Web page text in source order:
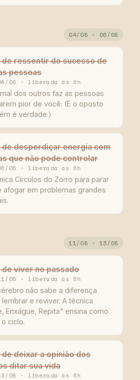
04/08 · 06/08
de ressentir do sucesso de
pessoas
08 · liberada às 6h
dos outros faz as pessoas
pior de você. (E o oposto
é verdade.)
de desperdiçar energia com
que não pode controlar
08 · liberada às 6h
Círculos do Zorro para parar
afogar em problemas grandes
11/08 · 13/08
de viver no passado
08 · liberada às 6h
não sabe a diferença
lembrar e reviver. A técnica
Enxágue, Repita" ensina como
ciclo.
de deixar a opinião dos
ditar sua vida
08 · liberada às 6h